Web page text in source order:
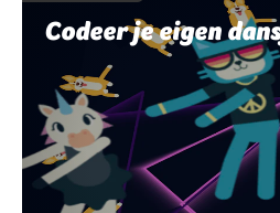
Codeer je eigen